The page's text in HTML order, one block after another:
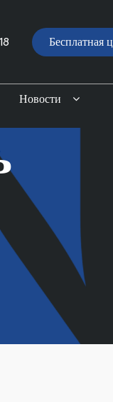
Бесплатная
Новости